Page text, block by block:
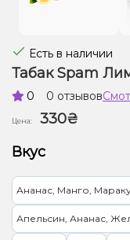
Есть в наличии
Табак Spam
0 0 отзывов
Цена:
330₴
Вкус
Ананас, Манго,
Апельсин, Ананас,